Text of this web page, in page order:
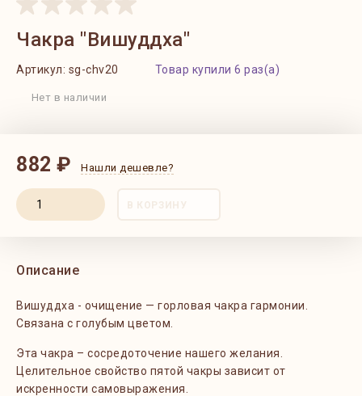
Чакра "Вишуддха"
Артикул: sg-chv20 Товар купили 6 раз(а)
Нет в наличии
882 ₽ Нашли дешевле?
В КОРЗИНУ
Описание
Вишуддха - очищение — горловая чакра гармонии.
Связана с голубым цветом.
Эта чакра – сосредоточение нашего желания.
Целительное свойство пятой чакры зависит от
искренности самовыражения.